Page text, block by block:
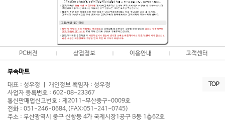
PC버전 상점정보 이용안내 고객센터
부속마트
대표 : 성우정 ㅣ 개인정보 책임자 : 성우정
사업자 등록번호 : 602-08-23367
통신판매업신고번호 : 제2011-부산중구-0009호
전화 : 051-246-0684,(FAX:051-241-0745)
주소 : 부산광역시 중구 신창동 4가 국제시장1공구 B동 1층62호
TOP